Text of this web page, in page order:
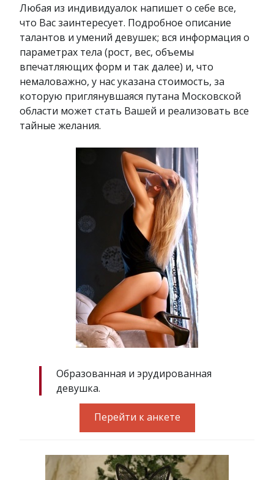
Любая из индивидуалок напишет о себе все,
что Вас заинтересует. Подробное описание
талантов и умений девушек; вся информация о
параметрах тела (рост, вес, объемы
впечатляющих форм и так далее) и, что
немаловажно, у нас указана стоимость, за
которую приглянувшаяся путана Московской
области может стать Вашей и реализовать все
тайные желания.
Образованная и эрудированная
девушка.
Перейти к анкете